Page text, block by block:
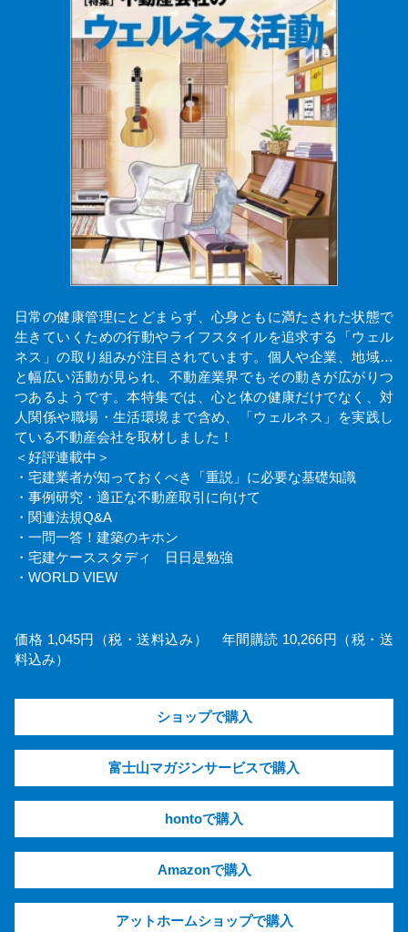
日常の健康管理にとどまらず、心身ともに満たされた状態で
生きていくための行動やライフスタイルを追求する「ウェル
ネス」の取り組みが注目されています。個人や企業、地域…
と幅広い活動が見られ、不動産業界でもその動きが広がりつ
つあるようです。本特集では、心と体の健康だけでなく、対
人関係や職場・生活環境まで含め、「ウェルネス」を実践し
ている不動産会社を取材しました！
＜好評連載中＞
・宅建業者が知っておくべき「重説」に必要な基礎知識
・事例研究・適正な不動産取引に向けて
・関連法規Q&A
・一問一答！建築のキホン
・宅建ケーススタディ 日日是勉強
・WORLD VIEW
価格 1,045円（税・送料込み） 年間購読 10,266円（税・送
料込み）
ショップで購入
富士山マガジンサービスで購入
hontoで購入
Amazonで購入
アットホームショップで購入